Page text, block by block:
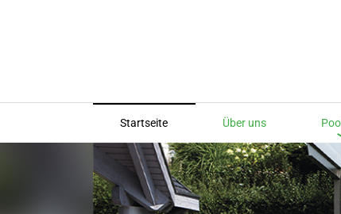
Startseite(current) Über uns